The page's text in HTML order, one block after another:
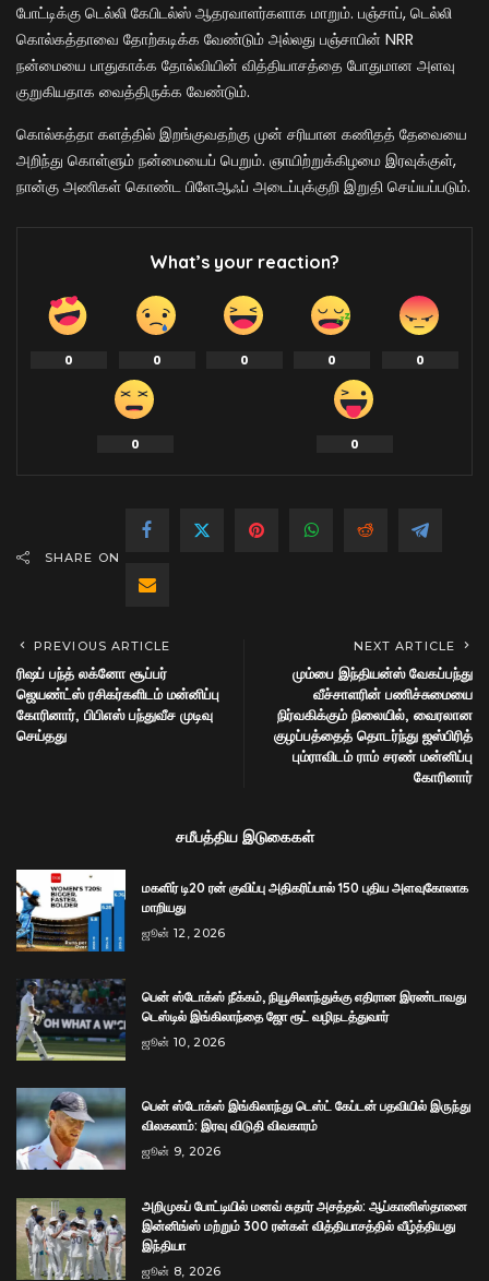
போட்டிக்கு டெல்லி கேபிடல்ஸ் ஆதரவாளர்களாக மாறும். பஞ்சாப், டெல்லி
கொல்கத்தாவை தோற்கடிக்க வேண்டும் அல்லது பஞ்சாபின் NRR
நன்மையை பாதுகாக்க தோல்வியின் வித்தியாசத்தை போதுமான அளவு
குறுகியதாக வைத்திருக்க வேண்டும்.
கொல்கத்தா களத்தில் இறங்குவதற்கு முன் சரியான கணிதத் தேவையை
அறிந்து கொள்ளும் நன்மையைப் பெறும். ஞாயிற்றுக்கிழமை இரவுக்குள்,
நான்கு அணிகள் கொண்ட பிளேஆஃப் அடைப்புக்குறி இறுதி செய்யப்படும்.
What’s your reaction?
0 0 0 0 0
0 0
SHARE ON
PREVIOUS ARTICLE
ரிஷப் பந்த் லக்னோ சூப்பர்
ஜெயண்ட்ஸ் ரசிகர்களிடம் மன்னிப்பு
கோரினார், பிபிஎஸ் பந்துவீச முடிவு
செய்தது
NEXT ARTICLE
மும்பை இந்தியன்ஸ் வேகப்பந்து
வீச்சாளரின் பணிச்சுமையை
நிர்வகிக்கும் நிலையில், வைரலான
குழப்பத்தைத் தொடர்ந்து ஜஸ்பிரித்
பும்ராவிடம் ராம் சரண் மன்னிப்பு
கோரினார்
சமீபத்திய இடுகைகள்
மகளிர் டி20 ரன் குவிப்பு அதிகரிப்பால் 150 புதிய அளவுகோலாக
மாறியது
ஜூன் 12, 2026
பென் ஸ்டோக்ஸ் நீக்கம், நியூசிலாந்துக்கு எதிரான இரண்டாவது
டெஸ்டில் இங்கிலாந்தை ஜோ ரூட் வழிநடத்துவார்
ஜூன் 10, 2026
பென் ஸ்டோக்ஸ் இங்கிலாந்து டெஸ்ட் கேப்டன் பதவியில் இருந்து
விலகலாம்: இரவு விடுதி விவகாரம்
ஜூன் 9, 2026
அறிமுகப் போட்டியில் மனவ் சுதார் அசத்தல்: ஆப்கானிஸ்தானை
இன்னிங்ஸ் மற்றும் 300 ரன்கள் வித்தியாசத்தில் வீழ்த்தியது
இந்தியா
ஜூன் 8, 2026